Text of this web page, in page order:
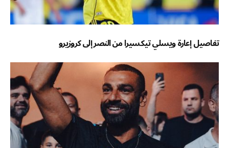
تفاصيل إعارة ويسلي تيكسيرا من النصر إلى كروزيرو